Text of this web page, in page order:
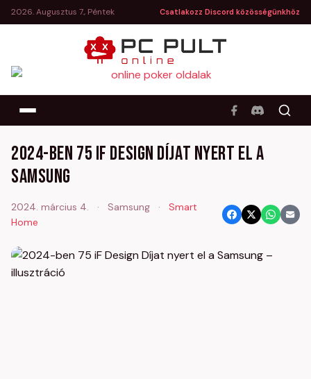
2026. Augusztus 7., Péntek Csatlakozz Discord közösségünkhöz
2024-ben 75 iF Design Díjat nyert el a
Samsung
2024. március 4. · Samsung ·
Smart
Home